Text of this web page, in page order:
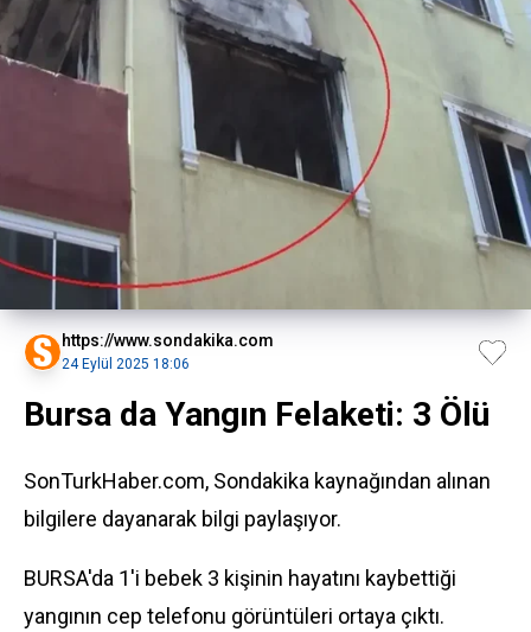
https://www.sondakika.com
24 Eylül 2025 18:06
Bursa da Yangın Felaketi: 3 Ölü
SonTurkHaber.com, Sondakika kaynağından alınan
bilgilere dayanarak bilgi paylaşıyor.
BURSA'da 1'i bebek 3 kişinin hayatını kaybettiği
yangının cep telefonu görüntüleri ortaya çıktı.